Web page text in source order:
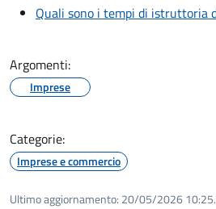
Quali sono i tempi di istruttoria
Argomenti:
Imprese
Categorie:
Imprese e commercio
Ultimo aggiornamento: 20/05/2026